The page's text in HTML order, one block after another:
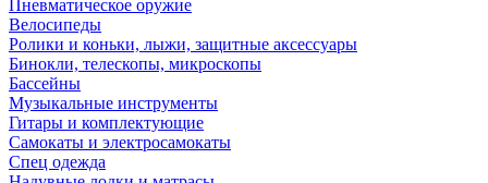
Пневматическое оружие
Велосипеды
Ролики и коньки, лыжи, защитные аксессуары
Бинокли, телескопы, микроскопы
Бассейны
Музыкальные инструменты
Гитары и комплектующие
Самокаты и электросамокаты
Спец одежда